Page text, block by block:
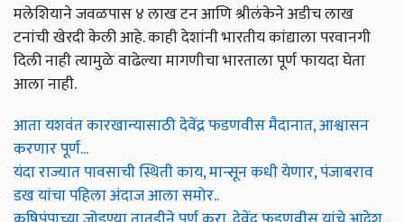
मलेशियाने जवळपास ४ लाख टन आणि श्रीलंकेने अडीच लाख
टनांची खेरदी केली आहे. काही देशांनी भारतीय कांद्याला परवानगी
दिली नाही त्यामुळे वाढेल्या मागणीचा भारताला पूर्ण फायदा घेता
आला नाही.
आता यशवंत कारखान्यासाठी देवेंद्र फडणवीस मैदानात, आश्वासन
करणार पूर्ण...
यंदा राज्यात पावसाची स्थिती काय, मान्सून कधी येणार, पंजाबराव
डख यांचा पहिला अंदाज आला समोर..